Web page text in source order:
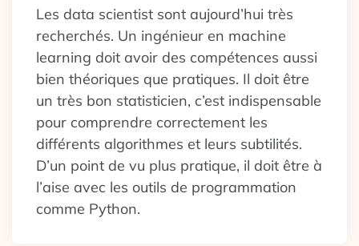
Les data scientist sont aujourd’hui très
recherchés. Un ingénieur en machine
learning doit avoir des compétences aussi
bien théoriques que pratiques. Il doit être
un très bon statisticien, c’est indispensable
pour comprendre correctement les
différents algorithmes et leurs subtilités.
D’un point de vu plus pratique, il doit être à
l’aise avec les outils de programmation
comme Python.